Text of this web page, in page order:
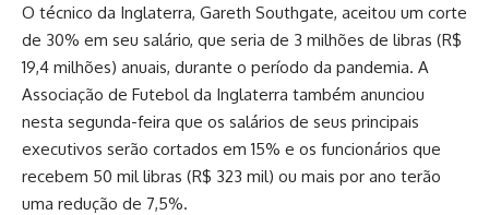
O técnico da Inglaterra, Gareth Southgate, aceitou um corte
de 30% em seu salário, que seria de 3 milhões de libras (R$
19,4 milhões) anuais, durante o período da pandemia. A
Associação de Futebol da Inglaterra também anunciou
nesta segunda-feira que os salários de seus principais
executivos serão cortados em 15% e os funcionários que
recebem 50 mil libras (R$ 323 mil) ou mais por ano terão
uma redução de 7,5%.